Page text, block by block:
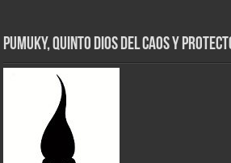
Pumuky, Quinto Dios del Caos y